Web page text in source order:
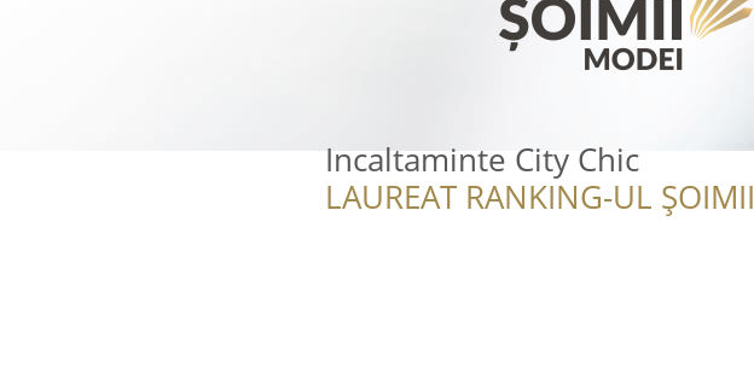
Incaltaminte City Chic
LAUREAT RANKING-UL ȘOIMII